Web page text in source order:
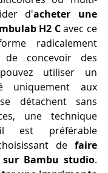
d'acheter une
H2 C avec ce
radicalement
concevoir des
utiliser un
uniquement aux
détachent sans
une technique
est préférable
de faire
Bambu studio.